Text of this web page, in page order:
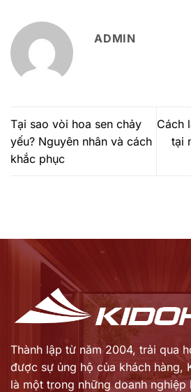
ADMIN
Tại sao vòi hoa sen chảy
yếu? Nguyên nhân và cách
khắc phục
Cách
tại
Thành lập từ năm 2004, trải qua
được sự ủng hộ của khách hàng,
là một trong những doanh nghiệp